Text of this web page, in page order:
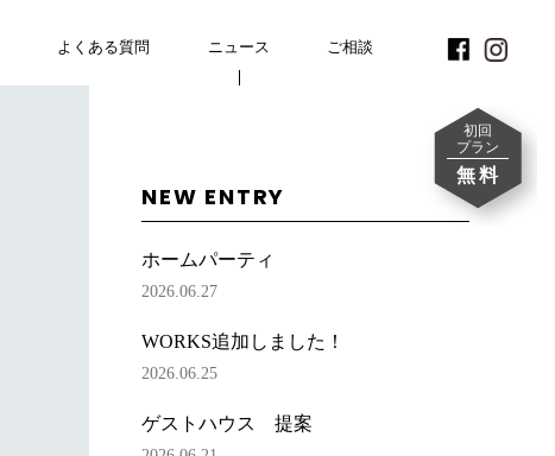
よくある質問
FAQ ニュース
NEWS ご相談
CONTACT
初回
プラン
無料
NEW ENTRY
ホームパーティ
2026.06.27
WORKS追加しました！
2026.06.25
ゲストハウス 提案